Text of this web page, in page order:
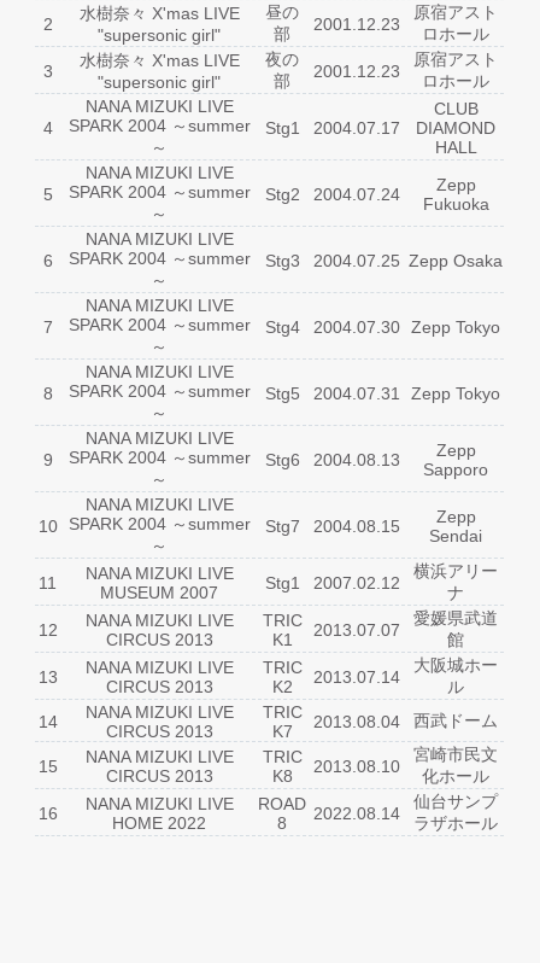
2
水樹奈々 X'mas LIVE
"supersonic girl"
昼の
部
2001.12.23
原宿アスト
ロホール
3
水樹奈々 X'mas LIVE
"supersonic girl"
夜の
部
2001.12.23
原宿アスト
ロホール
4
NANA MIZUKI LIVE
SPARK 2004 ～summer
～
Stg1 2004.07.17
CLUB
DIAMOND
HALL
5
NANA MIZUKI LIVE
SPARK 2004 ～summer
～
Stg2 2004.07.24
Zepp
Fukuoka
6
NANA MIZUKI LIVE
SPARK 2004 ～summer
～
Stg3 2004.07.25 Zepp Osaka
7
NANA MIZUKI LIVE
SPARK 2004 ～summer
～
Stg4 2004.07.30 Zepp Tokyo
8
NANA MIZUKI LIVE
SPARK 2004 ～summer
～
Stg5 2004.07.31 Zepp Tokyo
9
NANA MIZUKI LIVE
SPARK 2004 ～summer
～
Stg6 2004.08.13
Zepp
Sapporo
10
NANA MIZUKI LIVE
SPARK 2004 ～summer
～
Stg7 2004.08.15
Zepp
Sendai
11
NANA MIZUKI LIVE
MUSEUM 2007
Stg1 2007.02.12
横浜アリー
ナ
12
NANA MIZUKI LIVE
CIRCUS 2013
TRIC
K1
2013.07.07
愛媛県武道
館
13
NANA MIZUKI LIVE
CIRCUS 2013
TRIC
K2
2013.07.14
大阪城ホー
ル
14
NANA MIZUKI LIVE
CIRCUS 2013
TRIC
K7
2013.08.04 西武ドーム
15
NANA MIZUKI LIVE
CIRCUS 2013
TRIC
K8
2013.08.10
宮崎市民文
化ホール
16
NANA MIZUKI LIVE
HOME 2022
ROAD
8
2022.08.14
仙台サンプ
ラザホール